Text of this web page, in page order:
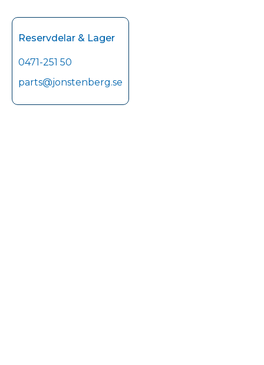
Reservdelar & Lager
0471-251 50
parts@jonstenberg.se